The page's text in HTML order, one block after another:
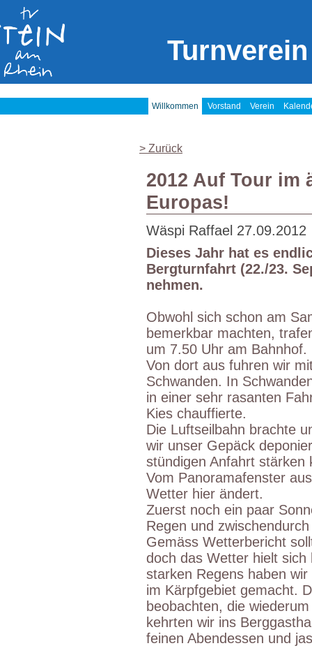
Willkommen Vorstand Verein
> Zurück
2012 Auf Tour im
Europas!
Wäspi Raffael 27.09.2012
Dieses Jahr hat es
Bergturnfahrt (22./23.
nehmen.
Obwohl sich schon am
bemerkbar machten,
um 7.50 Uhr am Bahnhof.
Von dort aus fuhren wir
Schwanden. In
in einer sehr rasanten
Kies chauffierte.
Die Luftseilbahn brachte
wir unser Gepäck
stündigen Anfahrt stärken
Vom Panoramafenster
Wetter hier ändert.
Zuerst noch ein paar
Regen und
Gemäss Wetterbericht
doch das Wetter hielt
starken Regens haben
im Kärpfgebiet gemacht.
beobachten, die
kehrten wir ins
feinen Abendessen und